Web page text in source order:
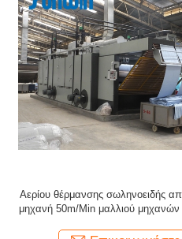
Αυτόματη υφαντική ξηρότερη
συμπιεστών υφάσματος Padder